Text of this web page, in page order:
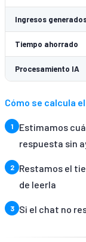
Ingresos
Tiempo ahorrado
Procesamiento IA
Cómo se calcula
Estimamos
respuesta sin
Restamos el
de leerla
Si el chat no